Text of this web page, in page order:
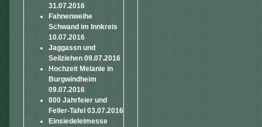
31.07.2016
Fahnenweihe
Schwand im Innkreis
10.07.2016
Jaggassn und
Seilziehen 09.07.2016
Hochzeit Melanie in
Burgwindheim
09.07.2016
800 Jahrfeier und
Feller-Tafel 03.07.2016
Einsiedeleimesse